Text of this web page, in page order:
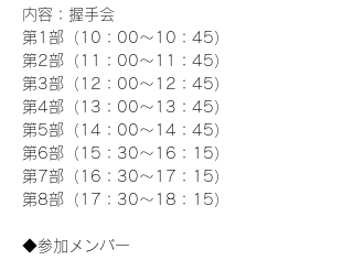
内容：握手会
第1部（10：00～10：45）
第2部（11：00～11：45）
第3部（12：00～12：45）
第4部（13：00～13：45）
第5部（14：00～14：45）
第6部（15：30～16：15）
第7部（16：30～17：15）
第8部（17：30～18：15）
◆参加メンバー